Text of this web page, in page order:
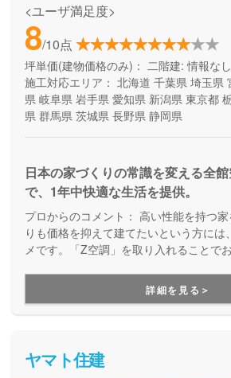
<ユーザ満足度>
8/10点
坪単価(建物価格のみ)： 二階建: 情報な
施工対応エリア： 北海道 千葉県 埼玉県
県 岐阜県 岩手県 愛知県 新潟県 東京都
県 群馬県 茨城県 長野県 静岡県
日本の家づくりの常識を変える全館
で、1年中快適な生活を提供。
プロからのコメント： 高い性能を持つ
りも価格を抑えて建てたいという方には
メです。「Z空調」を取り入れることで
まいづくりをしています。Z空調の性能
あるので、体験した上で納得してお家づ
出来ます。是非一度、実際に足を運んで
詳細を見る＞
ヤマト住建